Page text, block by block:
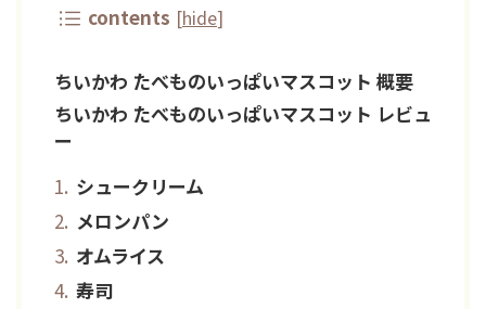
contents [hide]
ちいかわ たべものいっぱいマスコット 概要
ちいかわ たべものいっぱいマスコット レビュ
ー
シュークリーム
メロンパン
オムライス
寿司